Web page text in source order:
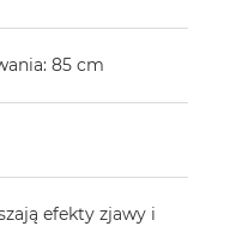
85 cm
efekty zjawy i